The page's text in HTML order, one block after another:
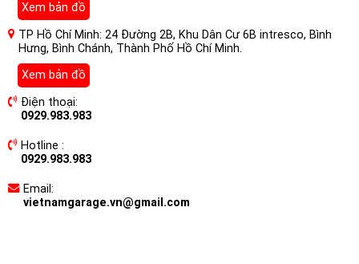
Xem bản đồ
TP Hồ Chí Minh: 24 Đường 2B, Khu Dân Cư 6B intresco, Bình
Hưng, Bình Chánh, Thành Phố Hồ Chí Minh.
Xem bản đồ
Điện thoại:
0929.983.983
Hotline :
0929.983.983
Email:
vietnamgarage.vn@gmail.com